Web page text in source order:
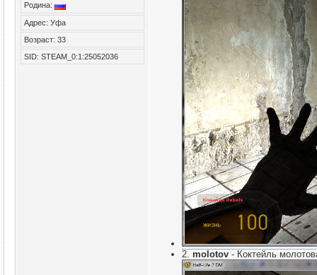
Родина:
Адрес: Уфа
Возраст: 33
SID: STEAM_0:1:25052036
2. molotov - Коктейль